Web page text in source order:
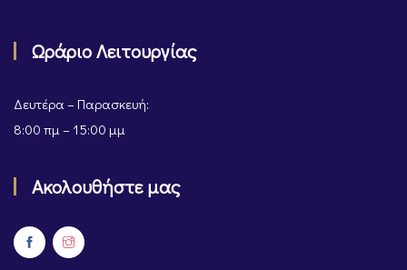
Ωράριο Λειτουργίας
Δευτέρα – Παρασκευή:
8:00 πμ – 15:00 μμ
Ακολουθήστε μας